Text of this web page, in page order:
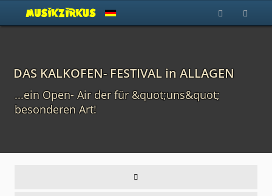
DAS KALKOFEN- FESTIVAL in ALLAGEN
...ein Open- Air der für &quot;uns&quot;
besonderen Art!